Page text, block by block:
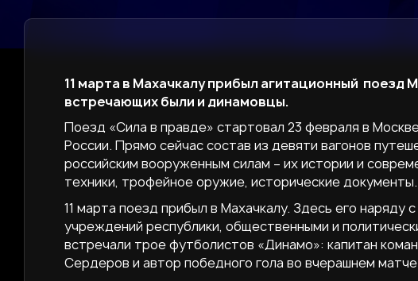
11 марта в Махачкалу прибыл агитационный
встречающих были и динамовцы.
Поезд «Сила в правде» стартовал 23 февраля в
России. Прямо сейчас состав из девяти вагонов
российским вооруженным силам – их истории и
техники, трофейное оружие, исторические документы.
11 марта поезд прибыл в Махачкалу. Здесь его
учреждений республики, общественными и
встречали трое футболистов «Динамо»: капитан
Сердеров и автор победного гола во вчерашнем